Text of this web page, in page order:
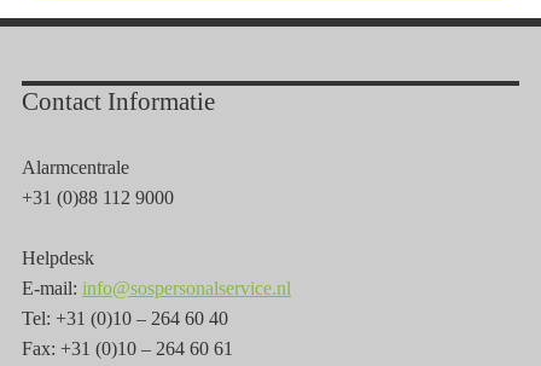
Contact Informatie
Alarmcentrale
+31 (0)88 112 9000
Helpdesk
E-mail: info@sospersonalservice.nl
Tel: +31 (0)10 – 264 60 40
Fax: +31 (0)10 – 264 60 61